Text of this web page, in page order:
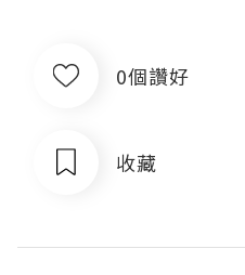
0個讚好
收藏